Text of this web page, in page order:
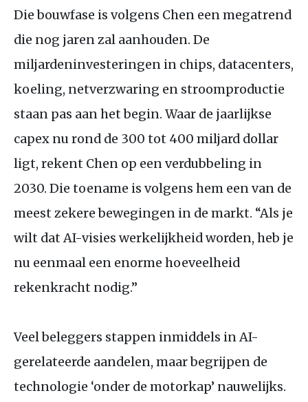
Die bouwfase is volgens Chen een megatrend
die nog jaren zal aanhouden. De
miljardeninvesteringen in chips, datacenters,
koeling, netverzwaring en stroomproductie
staan pas aan het begin. Waar de jaarlijkse
capex nu rond de 300 tot 400 miljard dollar
ligt, rekent Chen op een verdubbeling in
2030. Die toename is volgens hem een van de
meest zekere bewegingen in de markt. “Als je
wilt dat AI-visies werkelijkheid worden, heb je
nu eenmaal een enorme hoeveelheid
rekenkracht nodig.”
Veel beleggers stappen inmiddels in AI-
gerelateerde aandelen, maar begrijpen de
technologie ‘onder de motorkap’ nauwelijks.